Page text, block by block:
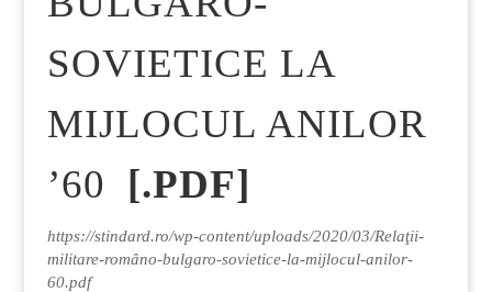
SOVIETICE LA
MIJLOCUL ANILOR
’60 [.PDF]
https://stindard.ro/wp-content/uploads/2020/03/Relaţii-
militare-româno-bulgaro-sovietice-la-mijlocul-anilor-
60.pdf